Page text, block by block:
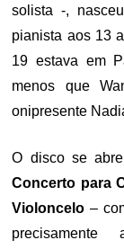
solista -,
pianista aos 13
19 estava em
menos que
onipresente
O disco se
Concerto para
Violoncelo –
precisamente